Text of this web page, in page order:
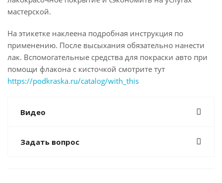
мастерской.
На этикетке наклеена подробная инструкция по
применению. После высыхания обязательно нанести
лак. Вспомогательные средства для покраски авто при
помощи флакона с кисточкой смотрите тут
https://podkraska.ru/catalog/with_this
Видео
Задать вопрос